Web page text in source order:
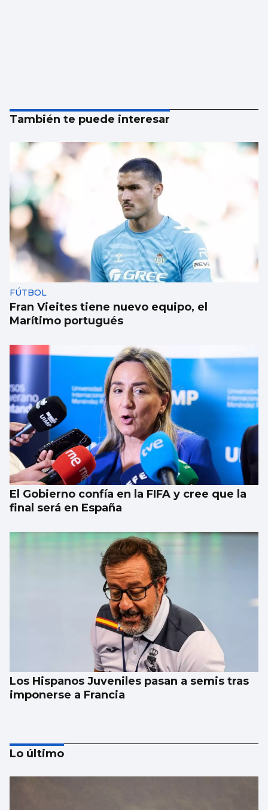
También te puede interesar
FÚTBOL
Fran Vieites tiene nuevo equipo, el
Marítimo portugués
El Gobierno confía en la FIFA y cree que la
final será en España
Los Hispanos Juveniles pasan a semis tras
imponerse a Francia
Lo último